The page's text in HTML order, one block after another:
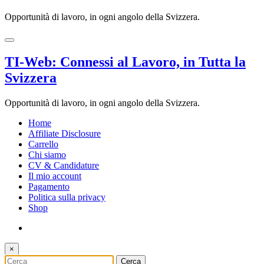
Opportunità di lavoro, in ogni angolo della Svizzera.
TI-Web: Connessi al Lavoro, in Tutta la
Svizzera
Opportunità di lavoro, in ogni angolo della Svizzera.
Home
Affiliate Disclosure
Carrello
Chi siamo
CV & Candidature
Il mio account
Pagamento
Politica sulla privacy
Shop
×